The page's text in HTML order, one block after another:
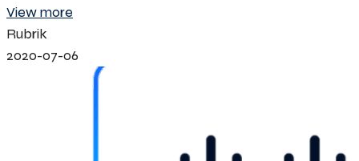
View more
Rubrik
2020-07-06